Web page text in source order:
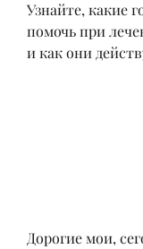
Узнайте, какие
помочь при
и как они
Дорогие мои,